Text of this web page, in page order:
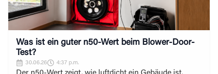
Was ist ein guter n50-Wert beim Blower-Door-
Test?
30.06.26 4:37 p.m.